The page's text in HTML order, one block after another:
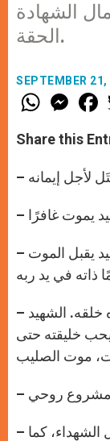
الشهادة
الحقة.
SEPTEMBER
W
h
t
s
p
M
e
s
e
g
e
F
a
e
b
o
k
Share this
– الإرهابي يجلب الموت على ذاته. الشهيد يقبل الموت
– الإرهابي يشهد لإله حقود، قاتل، يكره خلقه. الشهيد
يحب خليقته حتى
– حول الإرهابي يتفشى الموت والدمار. حول الشهداء، كما